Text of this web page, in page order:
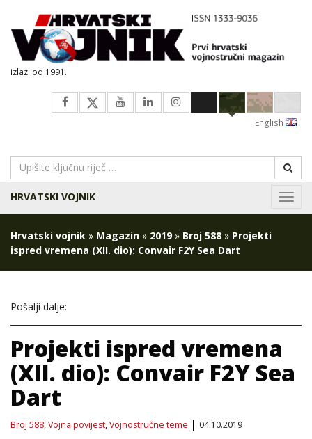
izlazi od 1991.
English
HRVATSKI VOJNIK
Hrvatski vojnik » Magazin » 2019» Broj 588 » Projekti
ispred vremena (XII. dio): Convair F2Y Sea Dart
Pošalji dalje:
Projekti ispred vremena
(XII. dio): Convair F2Y Sea
Dart
Broj 588,Vojna povijest,Vojnostručne teme 04.10.2019